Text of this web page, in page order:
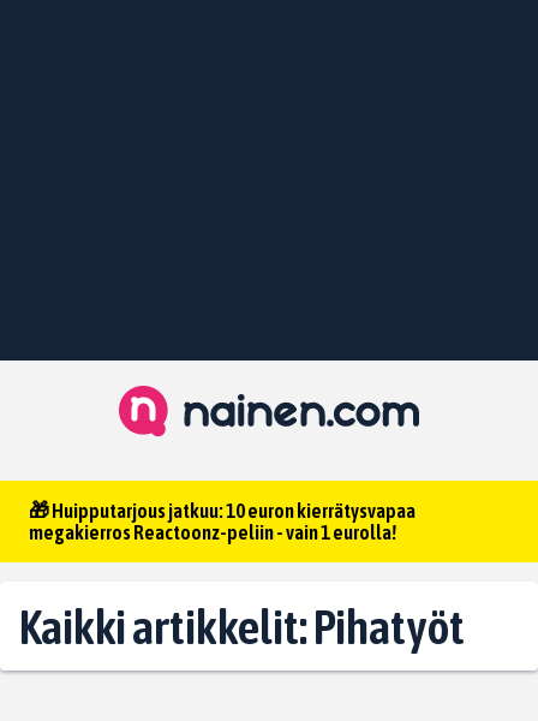
🎁 Huipputarjous jatkuu: 10 euron kierrätysvapaa
megakierros Reactoonz-peliin - vain 1 eurolla!
Kaikki artikkelit: Pihatyöt